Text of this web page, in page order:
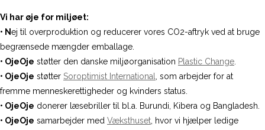
Vi har øje for miljøet:
• Nej til overproduktion og reducerer vores CO2-aftryk ved at bruge
begrænsede mængder emballage.
• OjeOje støtter den danske miljøorganisation Plastic Change.
• OjeOje støtter Soroptimist International, som arbejder for at
fremme menneskerettigheder og kvinders status.
• OjeOje donerer læsebriller til bl.a. Burundi, Kibera og Bangladesh.
• OjeOje samarbejder med Væksthuset, hvor vi hjælper ledige